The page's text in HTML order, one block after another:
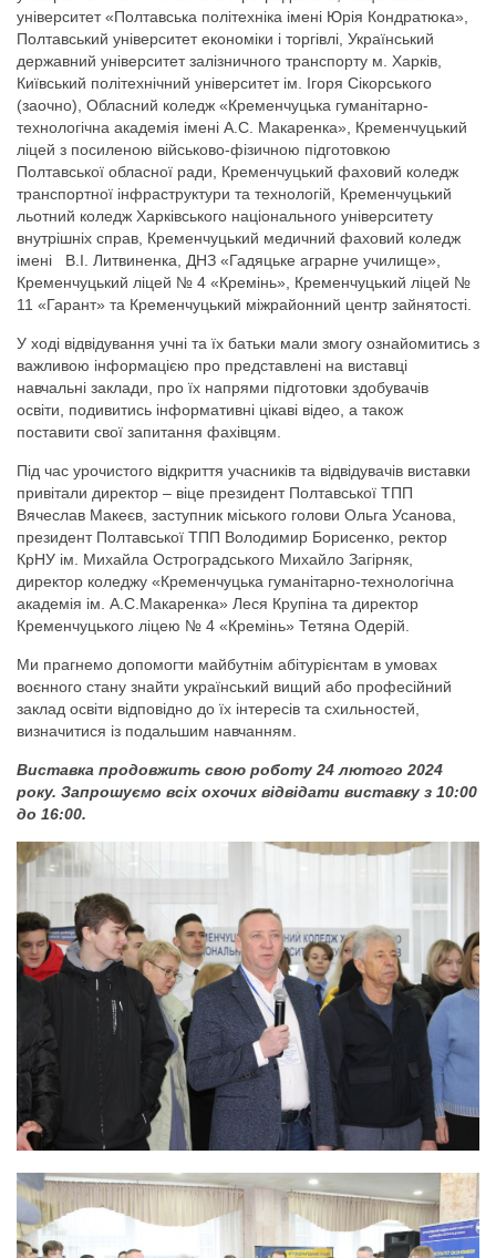
університет «Полтавська політехніка імені Юрія Кондратюка»,
Полтавський університет економіки і торгівлі, Український
державний університет залізничного транспорту м. Харків,
Київський політехнічний університет ім. Ігоря Сікорського
(заочно), Обласний коледж «Кременчуцька гуманітарно-
технологічна академія імені А.С. Макаренка», Кременчуцький
ліцей з посиленою військово-фізичною підготовкою
Полтавської обласної ради, Кременчуцький фаховий коледж
транспортної інфраструктури та технологій, Кременчуцький
льотний коледж Харківського національного університету
внутрішніх справ, Кременчуцький медичний фаховий коледж
імені В.І. Литвиненка, ДНЗ «Гадяцьке аграрне училище»,
Кременчуцький ліцей № 4 «Кремінь», Кременчуцький ліцей №
11 «Гарант» та Кременчуцький міжрайонний центр зайнятості.
У ході відвідування учні та їх батьки мали змогу ознайомитись з
важливою інформацією про представлені на виставці
навчальні заклади, про їх напрями підготовки здобувачів
освіти, подивитись інформативні цікаві відео, а також
поставити свої запитання фахівцям.
Під час урочистого відкриття учасників та відвідувачів виставки
привітали директор – віце президент Полтавської ТПП
Вячеслав Макеєв, заступник міського голови Ольга Усанова,
президент Полтавської ТПП Володимир Борисенко, ректор
КрНУ ім. Михайла Остроградського Михайло Загірняк,
директор коледжу «Кременчуцька гуманітарно-технологічна
академія ім. А.С.Макаренка» Леся Крупіна та директор
Кременчуцького ліцею № 4 «Кремінь» Тетяна Одерій.
Ми прагнемо допомогти майбутнім абітурієнтам в умовах
воєнного стану знайти український вищий або професійний
заклад освіти відповідно до їх інтересів та схильностей,
визначитися із подальшим навчанням.
Виставка продовжить свою роботу 24 лютого 2024
року. Запрошуємо всіх охочих відвідати виставку з 10:00
до 16:00.